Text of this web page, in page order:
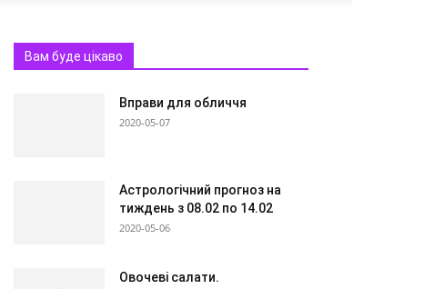
Вам буде цікаво
Вправи для обличчя
2020-05-07
Астрологічний прогноз на
тиждень з 08.02 по 14.02
2020-05-06
Овочеві салати.